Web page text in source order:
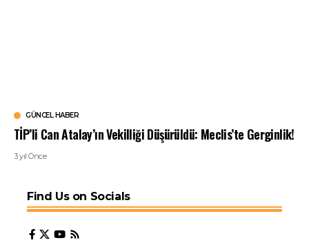
GÜNCEL HABER
TİP’li Can Atalay’ın Vekilliği Düşürüldü: Meclis’te Gerginlik!
3 yıl Önce
Find Us on Socials